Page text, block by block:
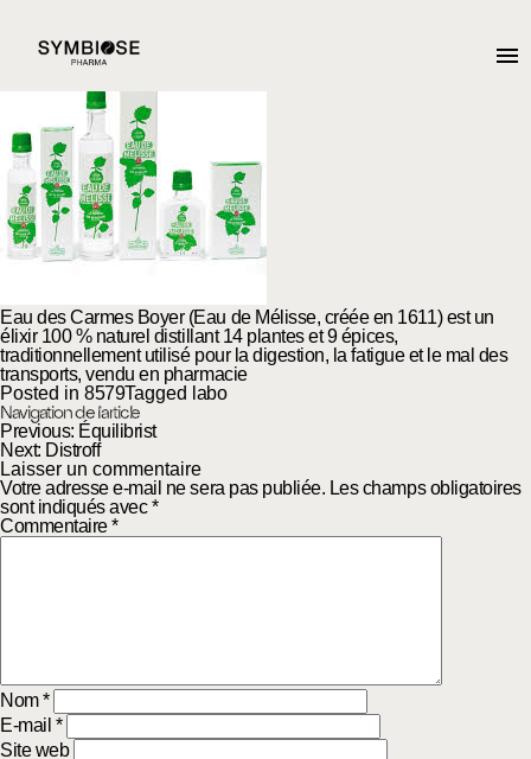
Eau des Carmes Boyer (Eau de Mélisse, créée en 1611) est un
élixir 100 % naturel distillant 14 plantes et 9 épices,
traditionnellement utilisé pour la digestion, la fatigue et le mal des
transports, vendu en pharmacie
Posted in 8579Tagged labo
Navigation de l’article
Previous: Équilibrist
Next: Distroff
Laisser un commentaire
Votre adresse e-mail ne sera pas publiée. Les champs obligatoires
sont indiqués avec*
Commentaire*
Nom*
E-mail *
Site web